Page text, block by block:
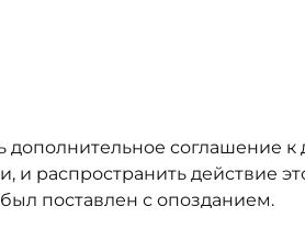
соглашение к
и распространить действие
поставлен с опозданием.